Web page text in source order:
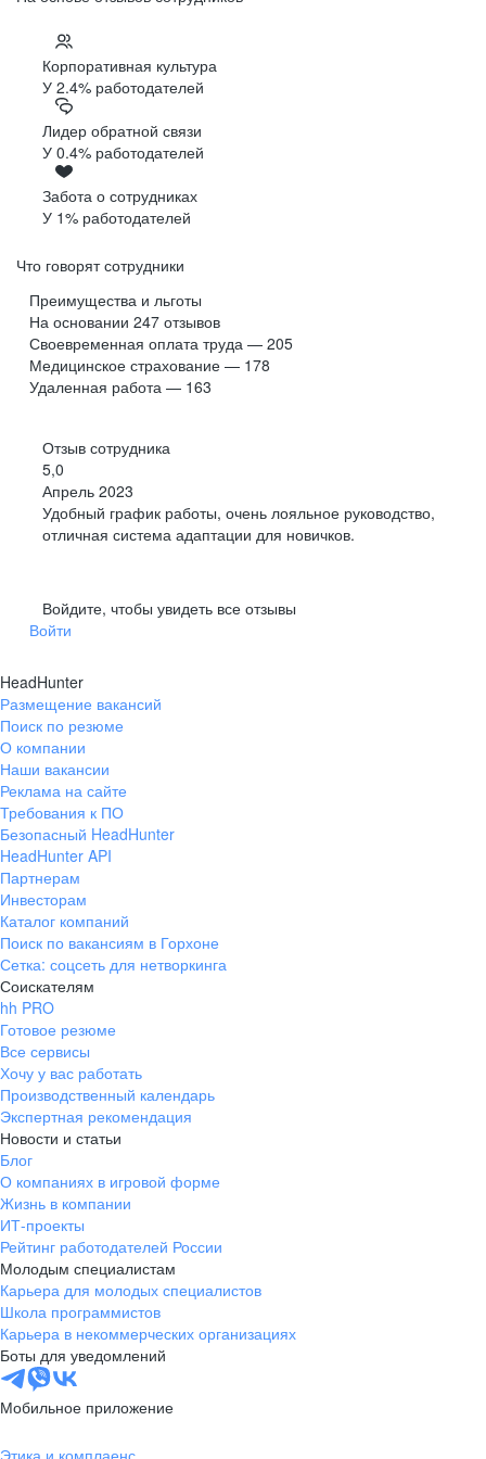
Корпоративная культура
У 2.4% работодателей
Лидер обратной связи
У 0.4% работодателей
Забота о сотрудниках
У 1% работодателей
Что говорят сотрудники
Преимущества и льготы
На основании 247 отзывов
Своевременная оплата труда — 205
Медицинское страхование — 178
Удаленная работа — 163
Отзыв сотрудника
5,0
Апрель 2023
Удобный график работы, очень лояльное руководство,
отличная система адаптации для новичков.
Войдите, чтобы увидеть все отзывы
Войти
HeadHunter
Размещение вакансий
Поиск по резюме
О компании
Наши вакансии
Реклама на сайте
Требования к ПО
Безопасный HeadHunter
HeadHunter API
Партнерам
Инвесторам
Каталог компаний
Поиск по вакансиям в Горхоне
Сетка: соцсеть для нетворкинга
Соискателям
hh PRO
Готовое резюме
Все сервисы
Хочу у вас работать
Производственный календарь
Экспертная рекомендация
Новости и статьи
Блог
О компаниях в игровой форме
Жизнь в компании
ИТ-проекты
Рейтинг работодателей России
Молодым специалистам
Карьера для молодых специалистов
Школа программистов
Карьера в некоммерческих организациях
Боты для уведомлений
Мобильное приложение